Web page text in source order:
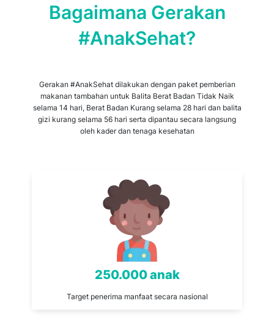
Bagaimana Gerakan
#AnakSehat?
Gerakan #AnakSehat dilakukan dengan paket pemberian
makanan tambahan untuk Balita Berat Badan Tidak Naik
selama 14 hari, Berat Badan Kurang selama 28 hari dan balita
gizi kurang selama 56 hari serta dipantau secara langsung
oleh kader dan tenaga kesehatan
250.000 anak
Target penerima manfaat secara nasional